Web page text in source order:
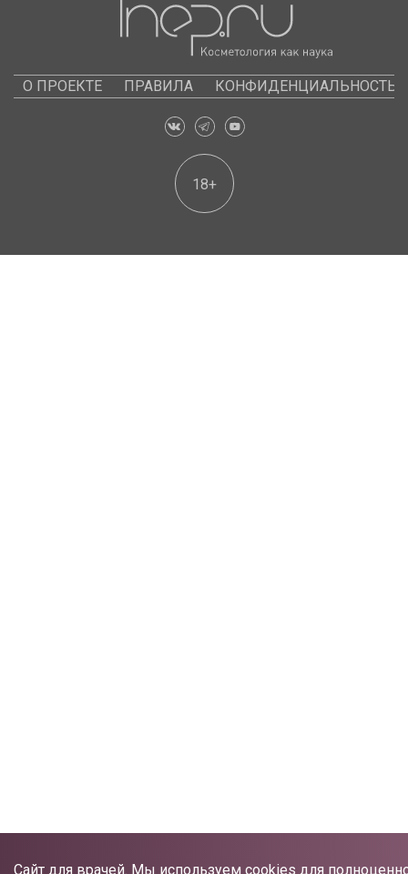
Сайт для врачей. Мы используем cookies для
О ПРОЕКТЕ ПРАВИЛА КОНФИДЕНЦИАЛЬНОСТЬ
18+